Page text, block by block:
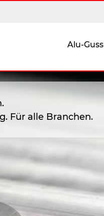
Alu-Guss
Für alle Branchen.